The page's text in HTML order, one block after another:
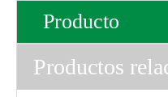
Producto
Productos